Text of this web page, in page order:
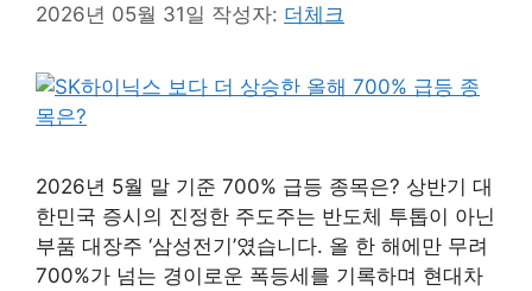
2026년 05월 31일 작성자: 더체크
2026년 5월 말 기준 700% 급등 종목은? 상반기 대
한민국 증시의 진정한 주도주는 반도체 투톱이 아닌
부품 대장주 ‘삼성전기’였습니다. 올 한 해에만 무려
700%가 넘는 경이로운 폭등세를 기록하며 현대차